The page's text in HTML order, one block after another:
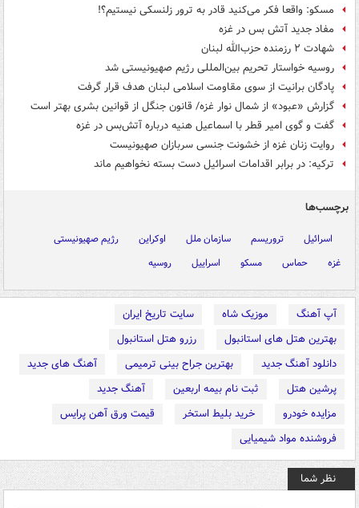
مسکو: واقعا فکر می‌کنید قادر به ترور زلنسکی نیستیم؟!
مفاد جدید آتش بس در غزه
شهادت ۲ رزمنده حزب‌الله لبنان
روسیه خواستار تحریم بین‌المللی رژیم صهیونیستی شد
پادگان برانیت از سوی مقاومت اسلامی لبنان هدف قرار گرفت
گزارش «عبود» از شمال نوار غزه/ قانون جنگل از قوانین بشری بهتر است
گفت و گوی امیر قطر با اسماعیل هنیه درباره آتش‌بس در غزه
روایت زنان غزه از خشونت جنسی سربازان صهیونیست
ترکیه: در برابر اقدامات اسرائیل دست بسته نخواهیم ماند
برچسب‌ها
اسرائیل تروریسم سازمان ملل اوکراین
رژیم صهیونیستی
غزه
حماس مسکو اسراییل روسیه
آپ آهنگ موزیک شاه
سایت تاریخ ایران
بهترین هتل های استانبول
رزرو هتل استانبول
دانلود آهنگ جدید
بهترین جراح بینی ترمیمی
آهنگ های جدید
پرشین هتل
ثبت نام بیمه اربعین
آهنگ جدید
مزایده خودرو
خرید بلیط استخر
قیمت ورق آهن پرایس
فروشنده مواد شیمیایی
نظر شما